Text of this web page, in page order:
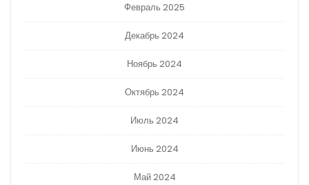
Февраль 2025
Декабрь 2024
Ноябрь 2024
Октябрь 2024
Июль 2024
Июнь 2024
Май 2024